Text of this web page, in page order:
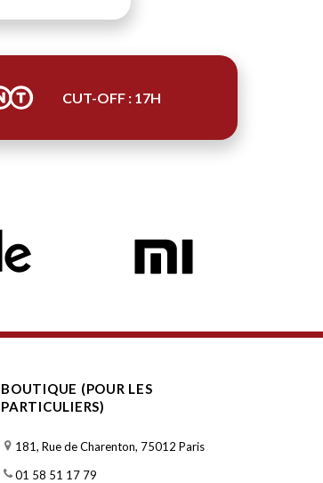
CUT-OFF : 17H
BOUTIQUE (POUR LES
PARTICULIERS)
181, Rue de Charenton, 75012 Paris
01 58 51 17 79